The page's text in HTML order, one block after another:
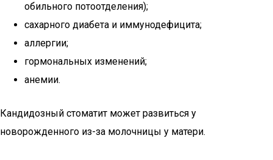
обильного потоотделения);
сахарного диабета и иммунодефицита;
аллергии;
гормональных изменений;
анемии.
Кандидозный стоматит может развиться у
новорожденного из-за молочницы у матери.